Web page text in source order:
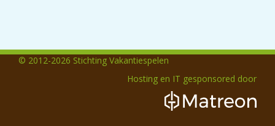
© 2012-2026 Stichting Vakantiespelen
Hosting en IT gesponsored door